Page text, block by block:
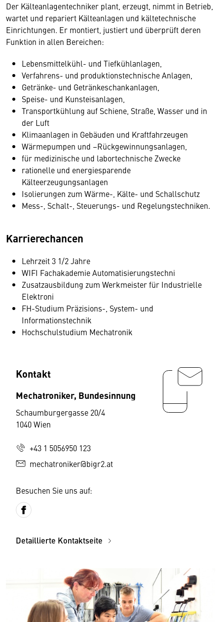
Der Kälteanlagentechniker plant, erzeugt, nimmt in Betrieb,
wartet und repariert Kälteanlagen und kältetechnische
Einrichtungen. Er montiert, justiert und überprüft deren
Funktion in allen Bereichen:
Lebensmittelkühl- und Tiefkühlanlagen,
Verfahrens- und produktionstechnische Anlagen,
Getränke- und Getränkeschankanlagen,
Speise- und Kunsteisanlagen,
Transportkühlung auf Schiene, Straße, Wasser und in
der Luft
Klimaanlagen in Gebäuden und Kraftfahrzeugen
Wärmepumpen und –Rückgewinnungsanlagen,
für medizinische und labortechnische Zwecke
rationelle und energiesparende
Kälteerzeugungsanlagen
Isolierungen zum Wärme-, Kälte- und Schallschutz
Mess-, Schalt-, Steuerungs- und Regelungstechniken.
Karrierechancen
Lehrzeit 3 1/2 Jahre
WIFI Fachakademie Automatisierungstechni
Zusatzausbildung zum Werkmeister für Industrielle
Elektroni
FH-Studium Präzisions-, System- und
Informationstechnik
Hochschulstudium Mechatronik
Kontakt
Mechatroniker, Bundesinnung
Schaumburgergasse 20/4
1040 Wien
+43 1 5056950 123
mechatroniker@bigr2.at
Besuchen Sie uns auf:
Detaillierte Kontaktseite